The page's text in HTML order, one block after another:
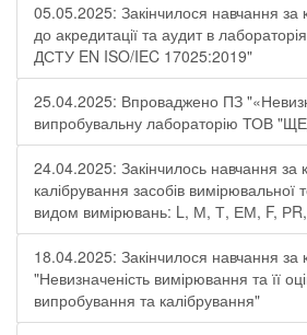
05.05.2025: Закінчилося навчання за
до акредитації та аудит в
ДСТУ EN ISO/IEC 17025:2019"
25.04.2025: Впроваджено ПЗ
випробувальну лабораторію ТОВ
24.04.2025: Закінчилось навчання за
калібрування засобів вимірювальної
видом вимірювань: L, М, Т, ЕМ, F,
18.04.2025: Закінчилося навчання за
"Невизначеність вимірювання та її
випробування та калібрування"